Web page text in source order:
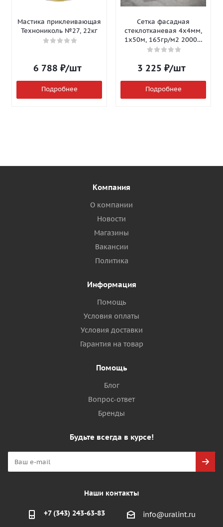
Мастика приклеивающая
Технониколь №27, 22кг
6 788 ₽/шт
Подробнее
Сетка фасадная
стеклотканевая 4х4мм,
1х50м, 165гр/м2 2000Н
Isomax-165
3 225 ₽/шт
Подробнее
Компания
О компании
Новости
Магазины
Вакансии
Политика
Информация
Помощь
Условия оплаты
Условия доставки
Гарантия на товар
Помощь
Блог
Вопрос-ответ
Бренды
Будьте всегда в курсе!
Наши контакты
+7 (343) 243-63-83 info@uralint.ru